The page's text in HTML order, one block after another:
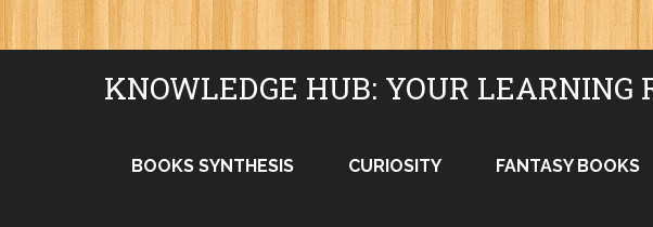
KNOWLEDGE HUB: YOUR LEARNING
BOOKS SYNTHESIS CURIOSITY FANTASY BOOKS